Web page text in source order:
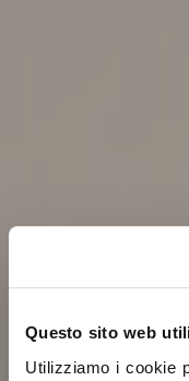
Questo sito web
Utilizziamo i cookie